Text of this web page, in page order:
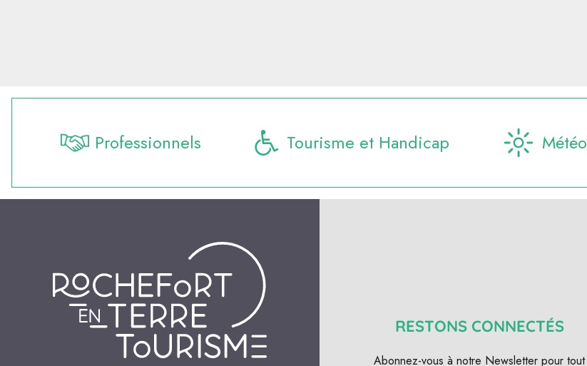
Professionnels Tourisme et Handicap Météo
RESTONS CONNECTÉS
Abonnez-vous à notre Newsletter pour tout